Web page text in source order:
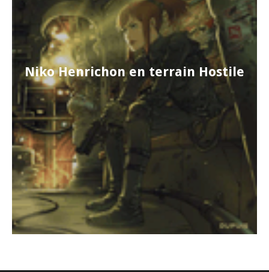
Niko Henrichon en terrain Hostile